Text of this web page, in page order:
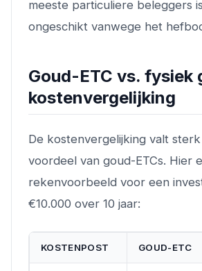
meeste particuliere beleggers
ongeschikt vanwege het
Goud-ETC vs. fysiek
kostenvergelijking
De kostenvergelijking valt
voordeel van goud-ETCs. Hier
rekenvoorbeeld voor een
€10.000 over 10 jaar:
KOSTENPOST GOUD-ETC